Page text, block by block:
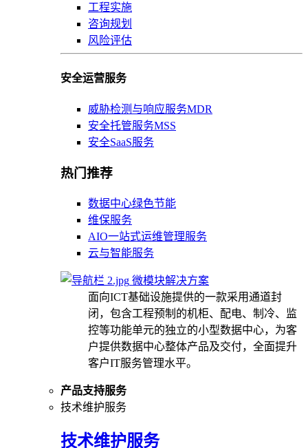
工程实施
咨询规划
风险评估
安全运营服务
威胁检测与响应服务MDR
安全托管服务MSS
安全SaaS服务
热门推荐
数据中心绿色节能
维保服务
AIO一站式运维管理服务
云与智能服务
微模块解决方案
面向ICT基础设施提供的一款采用通道封
闭，包含工程预制的机柜、配电、制冷、监
控等功能单元的独立的小型数据中心，为客
户提供数据中心整体产品及交付，全面提升
客户IT服务管理水平。
产品支持服务
技术维护服务
技术维护服务